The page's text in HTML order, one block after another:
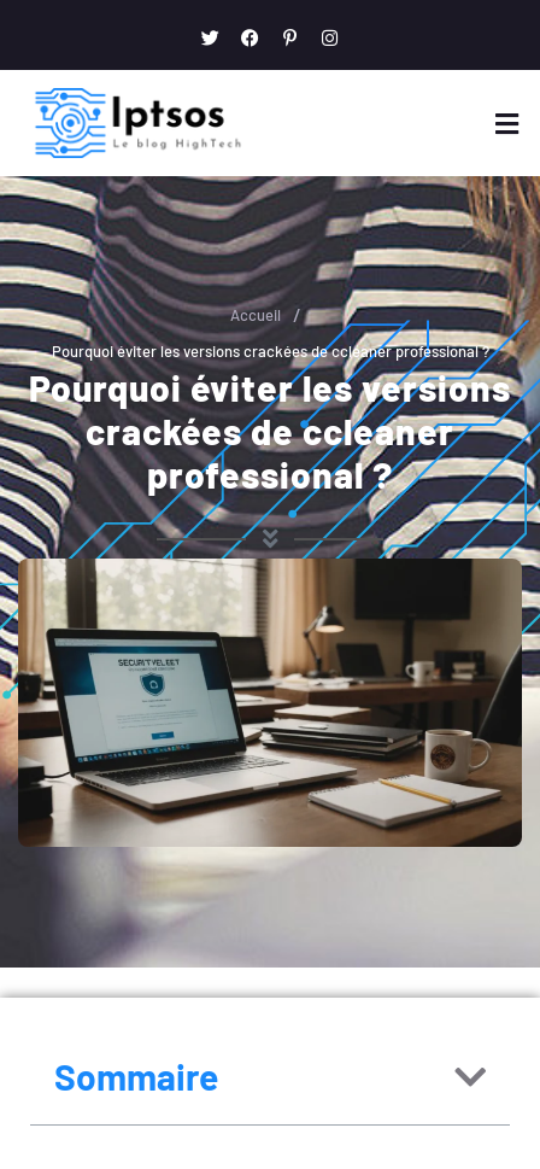
Accueil /
Pourquoi éviter les versions crackées de ccleaner professional ?
Pourquoi éviter les versions
crackées de ccleaner
professional ?
Sommaire